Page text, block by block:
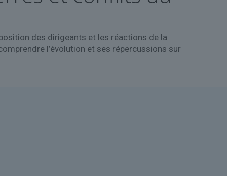
des dirigeants et les réactions de la
l’évolution et ses répercussions sur